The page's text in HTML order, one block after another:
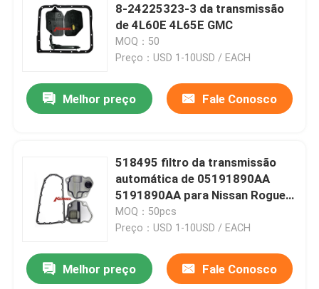
8-24225323-3 da transmissão
de 4L60E 4L65E GMC
MOQ：50
Preço：USD 1-10USD / EACH
Melhor preço Fale Conosco
518495 filtro da transmissão
automática de 05191890AA
5191890AA para Nissan Rogue
RE0F10A /D JF016E JF011E
MOQ：50pcs
Preço：USD 1-10USD / EACH
Melhor preço Fale Conosco